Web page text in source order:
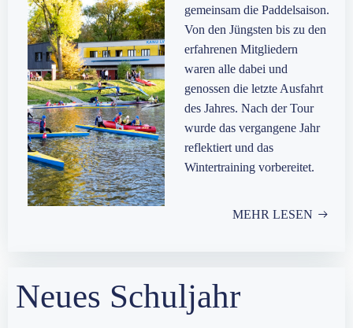
gemeinsam die Paddelsaison.
Von den Jüngsten bis zu den
erfahrenen Mitgliedern
waren alle dabei und
genossen die letzte Ausfahrt
des Jahres. Nach der Tour
wurde das vergangene Jahr
reflektiert und das
Wintertraining vorbereitet.
MEHR LESEN
Neues Schuljahr